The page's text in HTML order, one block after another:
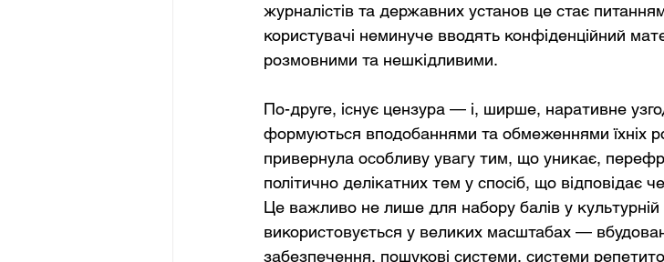
журналістів та державних установ це стає
користувачі неминуче вводять конфіденційний
розмовними та нешкідливими.
По-друге, існує цензура — і, ширше, наративне
формуються вподобаннями та обмеженнями їхніх
привернула особливу увагу тим, що уникає,
політично делікатних тем у спосіб, що відповідає
Це важливо не лише для набору балів у
використовується у великих масштабах —
забезпечення, пошукові системи, системи